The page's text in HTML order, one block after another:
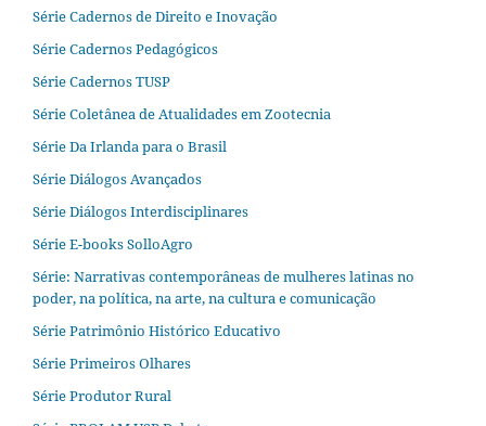
Série Cadernos de Direito e Inovação
Série Cadernos Pedagógicos
Série Cadernos TUSP
Série Coletânea de Atualidades em Zootecnia
Série Da Irlanda para o Brasil
Série Diálogos Avançados
Série Diálogos Interdisciplinares
Série E-books SolloAgro
Série: Narrativas contemporâneas de mulheres latinas no
poder, na política, na arte, na cultura e comunicação
Série Patrimônio Histórico Educativo
Série Primeiros Olhares
Série Produtor Rural